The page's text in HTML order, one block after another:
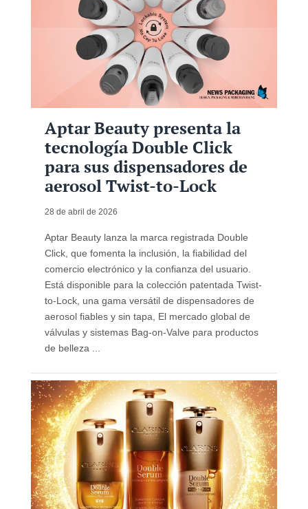
Aptar Beauty presenta la
tecnología Double Click
para sus dispensadores de
aerosol Twist-to-Lock
28 de abril de 2026
Aptar Beauty lanza la marca registrada Double
Click, que fomenta la inclusión, la fiabilidad del
comercio electrónico y la confianza del usuario.
Está disponible para la colección patentada Twist-
to-Lock, una gama versátil de dispensadores de
aerosol fiables y sin tapa, El mercado global de
válvulas y sistemas Bag-on-Valve para productos
de belleza ...